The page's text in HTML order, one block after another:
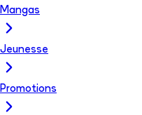
Mangas
Jeunesse
Promotions